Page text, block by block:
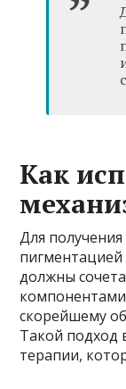
Как
Для
должны
скорейшему
Такой
терапии,